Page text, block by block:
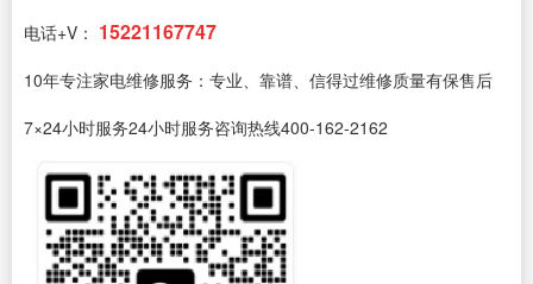
电话+V： 15221167747
10年专注家电维修服务：专业、靠谱、信得过维修质量有保售后
7×24小时服务24小时服务咨询热线400-162-2162